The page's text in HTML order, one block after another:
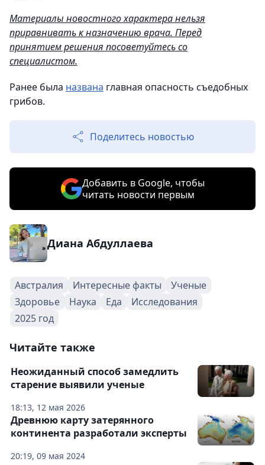
Материалы новостного характера нельзя
приравнивать к назначению врача. Перед
принятием решения посоветуйтесь со
специалистом.
Ранее была названа главная опасность съедобных
грибов.
Поделитесь новостью
Добавить в Google, чтобы
читать новости первым
Диана Абдуллаева
Австралия Интересные факты
Ученые
Здоровье
Наука Еда
Исследования
2025 год
Читайте также
18:13, 12 мая 2026
Неожиданный способ замедлить
старение выявили ученые
20:19, 09 мая 2024
Древнюю карту затерянного
континента разработали эксперты